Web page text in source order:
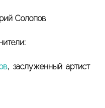
Солопов
, заслуженный артист